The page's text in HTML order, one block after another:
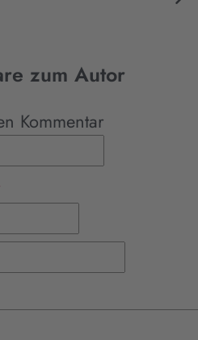
zum Autor
Kommentar